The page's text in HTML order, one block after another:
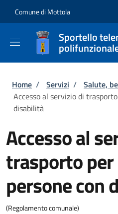
Comune di Mottola
Sportello
Briciole di pane
Home / Servizi / Salute,
Accesso al servizio di
disabilità
Accesso al
trasporto per
persone con
(Regolamento comunale)